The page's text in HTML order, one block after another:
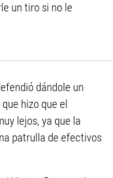
un tiro si no le
dándole un
hizo que el
lejos, ya que la
patrulla de efectivos